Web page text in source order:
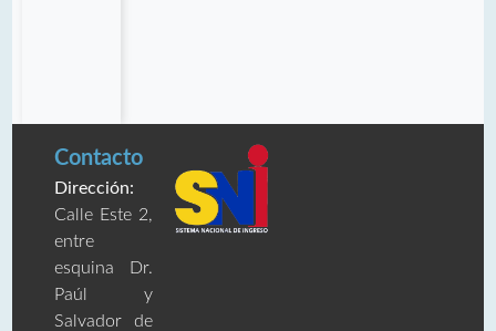
Contacto
Dirección:
Calle Este 2,
entre
esquina Dr.
Paúl y
Salvador de